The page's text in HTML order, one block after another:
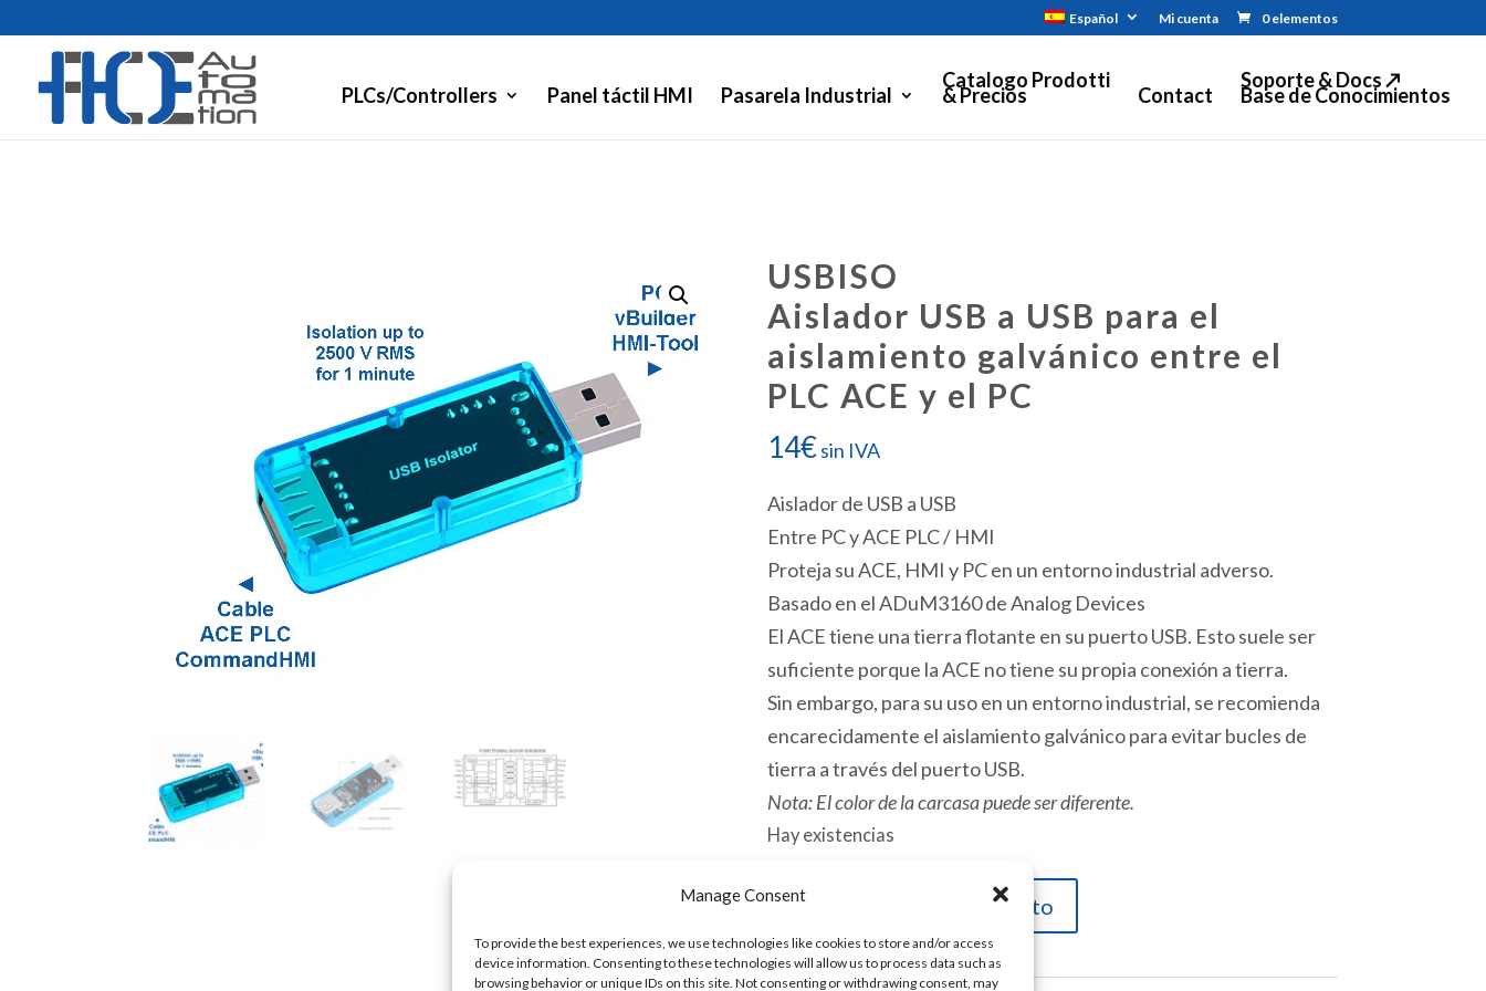
Manage Consent
To provide the best experiences, we use technologies like cookies to store and/or access
device information. Consenting to these technologies will allow us to process data such as
browsing behavior or unique IDs on this site. Not consenting or withdrawing consent, may
Español Mi cuenta 0 elementos
PLCs/Controllers Panel táctil HMI Pasarela Industrial
Catalogo Prodotti
& Precios Contact
Soporte & Docs ↗
Base de Conocimientos
USBISO
Aislador USB a USB para el
aislamiento galvánico entre el
PLC ACE y el PC
14€ sin IVA
Aislador de USB a USB
Entre PC y ACE PLC / HMI
Proteja su ACE, HMI y PC en un entorno industrial adverso.
Basado en el ADuM3160 de Analog Devices
El ACE tiene una tierra flotante en su puerto USB. Esto suele ser
suficiente porque la ACE no tiene su propia conexión a tierra.
Sin embargo, para su uso en un entorno industrial, se recomienda
encarecidamente el aislamiento galvánico para evitar bucles de
tierra a través del puerto USB.
Nota: El color de la carcasa puede ser diferente.
Hay existencias
USBISO
USB
Añadir al carrito